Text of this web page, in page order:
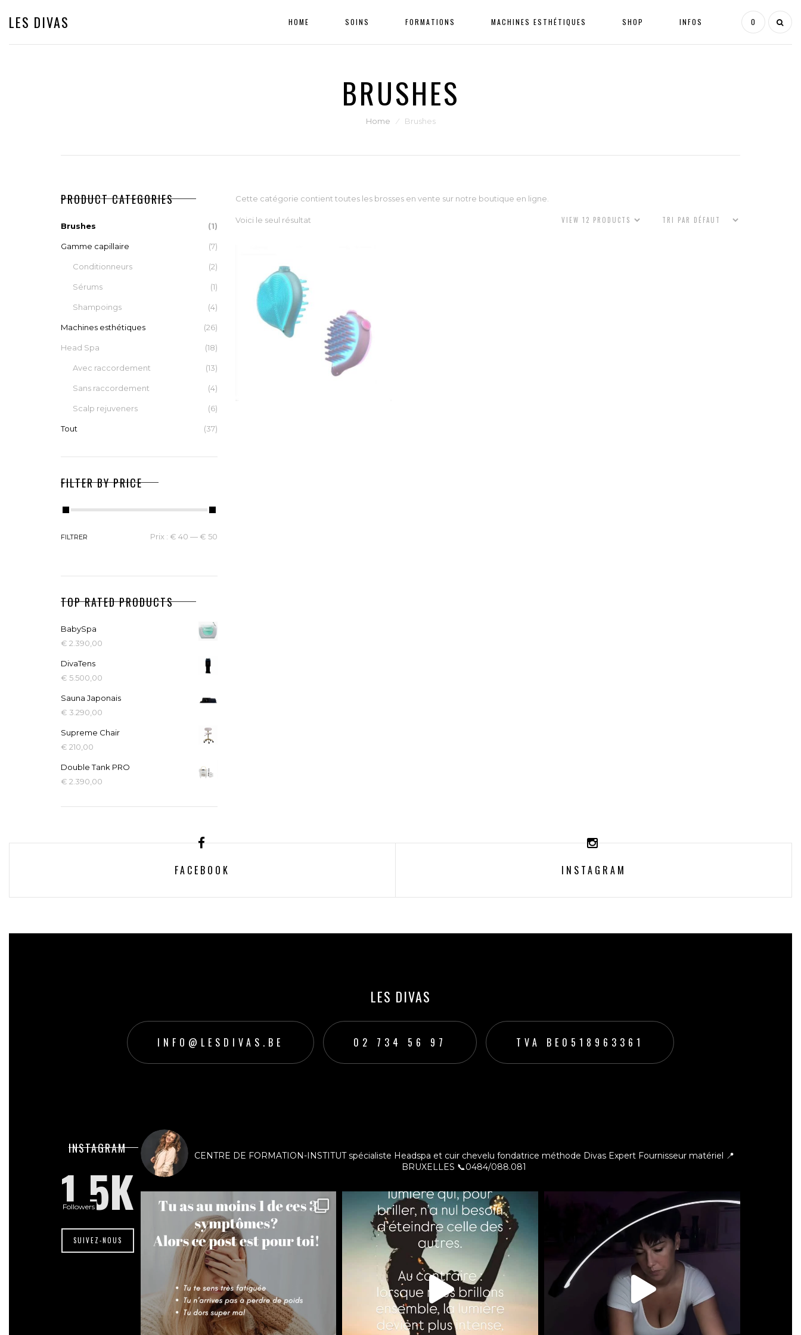
LES DIVAS HOME SOINS FORMATIONS MACHINES ESTHÉTIQUES SHOP INFOS 0
BRUSHES
Home ⁄ Brushes
Cette catégorie contient toutes les brosses en vente sur notre boutique en ligne.
Voici le seul résultat
PRODUCT CATEGORIES
Brushes (1)
Gamme capillaire (7)
Conditionneurs (2)
Sérums (1)
Shampoings (4)
Machines esthétiques (26)
Head Spa (18)
Avec raccordement (13)
Sans raccordement (4)
Scalp rejuveners (6)
Tout (37)
FILTER BY PRICE
FILTRER Prix : € 40 — € 50
TOP RATED PRODUCTS
BabySpa
€ 2.390,00
DivaTens
€ 5.500,00
Sauna Japonais
€ 3.290,00
Supreme Chair
€ 210,00
Double Tank PRO
€ 2.390,00
FACEBOOK INSTAGRAM
LES DIVAS
INFO@LESDIVAS.BE 02 734 56 97 TVA BE0518963361
INSTAGRAM
1.5K
Followers
SUIVEZ-NOUS
CENTRE DE FORMATION-INSTITUT spécialiste Headspa et cuir chevelu fondatrice méthode Divas ExpertFournisseur matériel 📍
BRUXELLES 📞0484/088.081